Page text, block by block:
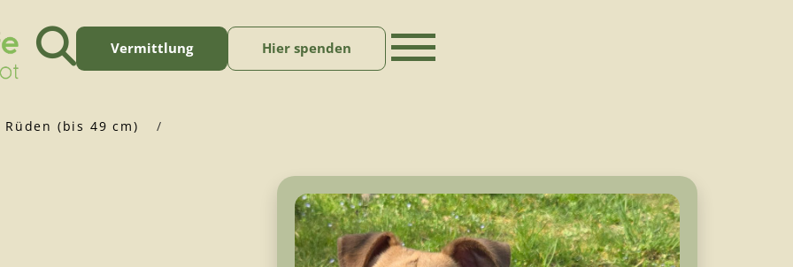
Vermittlung Hier spenden
Rüden (bis 49 cm)
/